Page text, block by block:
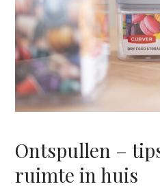
Ontspullen –
ruimte in huis